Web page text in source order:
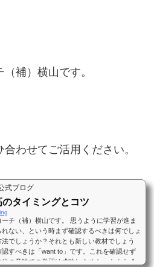
補）横山です。
わせてご活用ください。
式ブログ
タイミングとコツ
チ（補）横山です。 思うように学習が進ま
ない、という時まず確認するべきは何でしょ
でしょうか？それとも新しい教材でしょう
すべきは「want to」です。これを確認せず
の意味での学習は成功しません。 しかし今